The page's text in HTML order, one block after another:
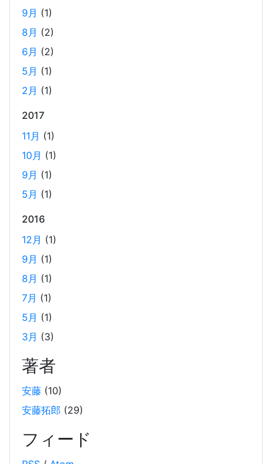
2024年のTORICOの社内勉強会の内容
を行っています。 2024年に開催した技術勉強会の内容を紹
介します。
AWS OpenSearch を、マネージドクラスターから
2025-01-21
当社では、2024年12月に、サービスの検索エンジンを
OpenSearch のマネージドクラスターからサーバーレスに
変更しました。 主に実費のコストダウンとマネジメントコ
2024年末の LangChain チュートリアル
2024-12-15
LangChainの利用方法に関するチュートリアルです。2024
年12月の技術勉強会の内容を基に、LangChainの基本的な
使い方や環境構築手順、シンプルなLLMの使用方法、APIサ
から取得したデータを用いたRAGとメモリーセーバーの実
RAG するチュートリアル
2024-10-12
9月 (1)
8月 (2)
6月 (2)
5月 (1)
2月 (1)
2017
11月 (1)
10月 (1)
9月 (1)
5月 (1)
2016
12月 (1)
9月 (1)
8月 (1)
7月 (1)
5月 (1)
3月 (3)
著者
安藤 (10)
安藤拓郎 (29)
フィード